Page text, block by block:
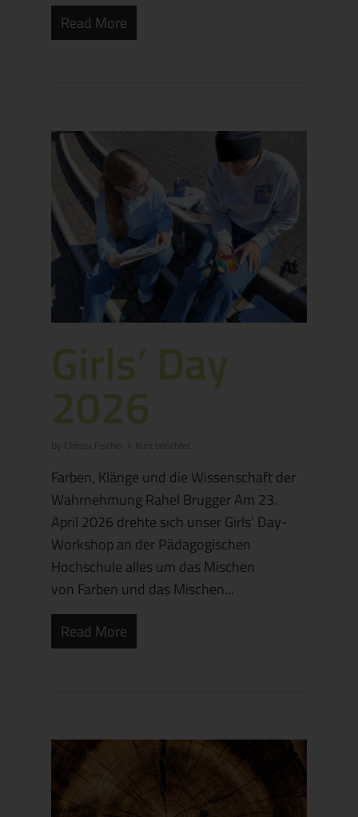
Read More
Girls’ Day
2026
By
Farben, Klänge und die Wissenschaft der
Wahrnehmung Rahel Brugger Am 23.
April 2026 drehte sich unser Girls’ Day-
Workshop an der Pädagogischen
Hochschule alles um das Mischen
von Farben und das Mischen...
Read More